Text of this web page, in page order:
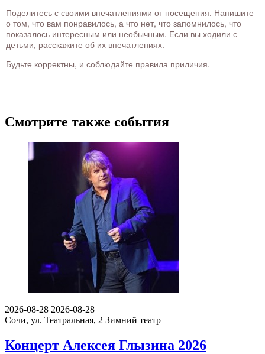
Поделитесь с своими впечатлениями от посещения. Напишите
о том, что вам понравилось, а что нет, что запомнилось, что
показалось интересным или необычным. Если вы ходили с
детьми, расскажите об их впечатлениях.
Будьте корректны, и соблюдайте правила приличия.
Смотрите также события
2026-08-28 2026-08-28
Сочи, ул. Театральная, 2 Зимний театр
Концерт Алексея Глызина 2026